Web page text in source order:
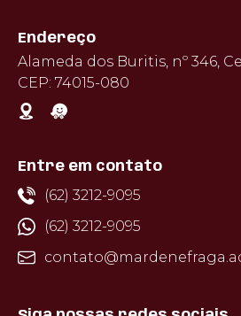
Endereço
Alameda dos Buritis, nº 346,
CEP: 74015-080
Entre em contato
(62) 3212-9095
(62) 3212-9095